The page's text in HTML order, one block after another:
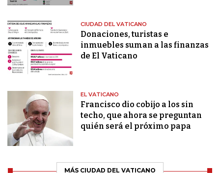
CIUDAD DEL VATICANO
Donaciones, turistas e
inmuebles suman a las finanzas
de El Vaticano
EL VATICANO
Francisco dio cobijo a los sin
techo, que ahora se preguntan
quién será el próximo papa
MÁS CIUDAD DEL VATICANO